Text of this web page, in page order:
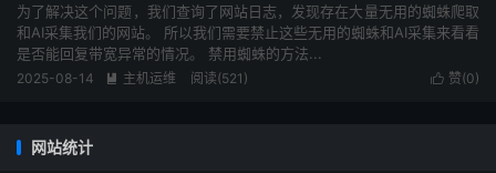
为了解决这个问题，我们查询了网站日志，发现存在大量无用的蜘蛛爬取
和AI采集我们的网站。 所以我们需要禁止这些无用的蜘蛛和AI采集来看看
是否能回复带宽异常的情况。 禁用蜘蛛的方法...
 赞(0)
2025-08-14  主机运维 阅读(521 )
网站统计